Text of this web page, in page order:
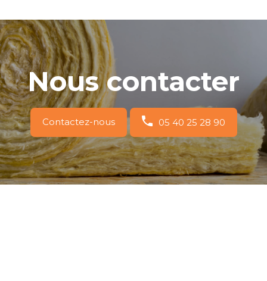
Nous contacter
Contactez-nous 05 40 25 28 90